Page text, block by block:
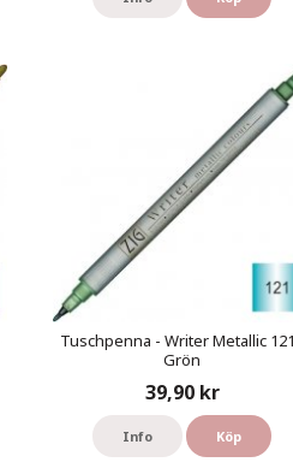
Tuschpenna - Writer Metallic
Grön
39,90 kr
Info Köp